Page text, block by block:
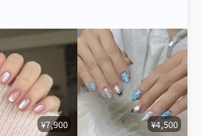
¥7,900 ¥4,500